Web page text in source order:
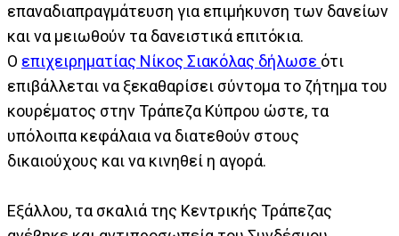
επαναδιαπραγμάτευση για επιμήκυνση των δανείων
και να μειωθούν τα δανειστικά επιτόκια.
Ο επιχειρηματίας Νίκος Σιακόλας δήλωσε ότι
επιβάλλεται να ξεκαθαρίσει σύντομα το ζήτημα του
κουρέματος στην Τράπεζα Κύπρου ώστε, τα
υπόλοιπα κεφάλαια να διατεθούν στους
δικαιούχους και να κινηθεί η αγορά.
Εξάλλου, τα σκαλιά της Κεντρικής Τράπεζας